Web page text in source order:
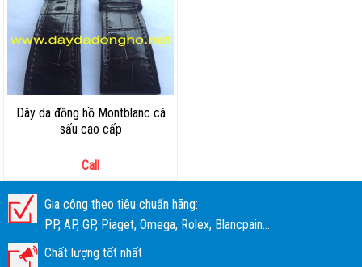
Dây da đồng hồ Montblanc cá
sấu cao cấp
Call
Gia công theo tiêu chuẩn hãng:
PP, AP, GP, Piaget, Omega, Rolex, Blancpain...
Chất lượng tốt nhất